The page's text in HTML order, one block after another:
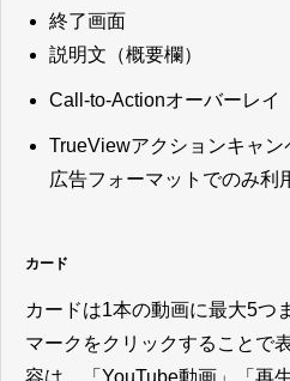
終了画面
説明文（概要欄）
Call-to-Actionオーバーレイ
TrueViewアクションキャ
広告フォーマットでのみ利
カード
カードは1本の動画に最大5つ
マークをクリックすることで
容は、「YouTube動画」「再